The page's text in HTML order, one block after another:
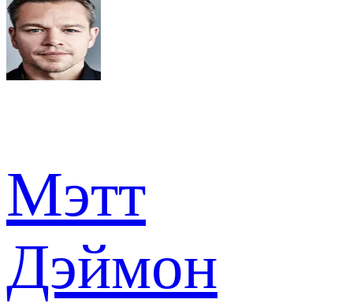
Мэтт
Дэймон